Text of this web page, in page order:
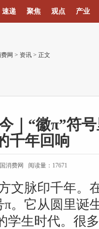
速递 聚焦 观点 产业
网 > 资讯 > 正文
｜“徽π”符
千年回响
消费网 阅读量：17671
文脉印千年。
。它从圆里诞
学生时代。很